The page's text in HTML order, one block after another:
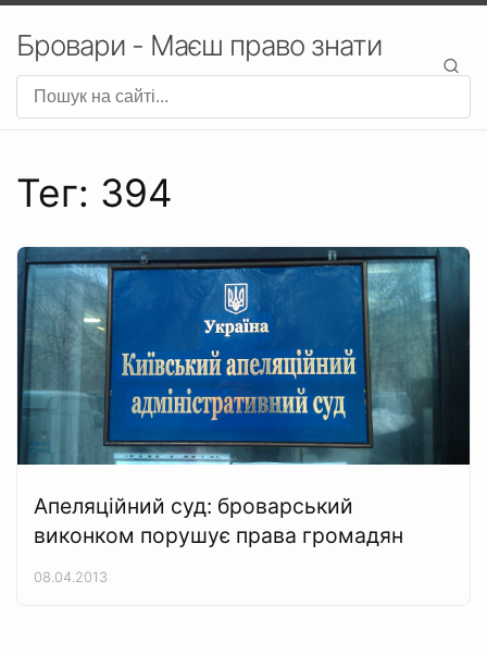
Бровари - Маєш право знати
Тег: 394
Апеляційний суд: броварський
виконком порушує права громадян
08.04.2013